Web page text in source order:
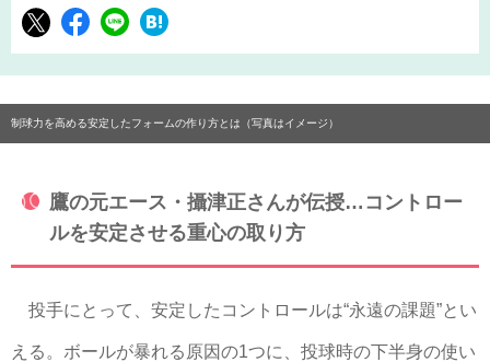
制球力を高める安定したフォームの作り方とは（写真はイメージ）
鷹の元エース・攝津正さんが伝授…コントロー
ルを安定させる重心の取り方
投手にとって、安定したコントロールは“永遠の課題”とい
える。ボールが暴れる原因の1つに、投球時の下半身の使い